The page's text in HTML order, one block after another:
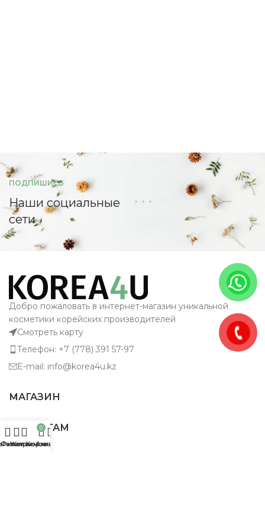
ПОДПИШИСЬ
Наши социальные
сети
Добро пожаловать в интернет-магазин уникальной
косметики корейских производителей
Смотреть карту
Телефон: +7 (778) 391 57-97
E-mail: info@korea4u.kz
МАГАЗИН
КЛИЕНТАМ
Фильтры
Желаемое
0
Корзина
Аккаунт